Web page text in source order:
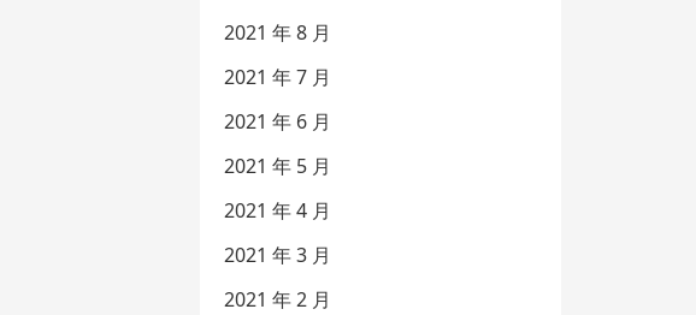
2021 年 8 月
2021 年 7 月
2021 年 6 月
2021 年 5 月
2021 年 4 月
2021 年 3 月
2021 年 2 月